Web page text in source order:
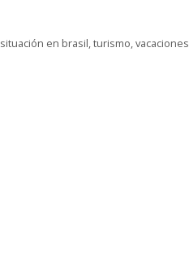
situación en brasil,turismo,vacaciones